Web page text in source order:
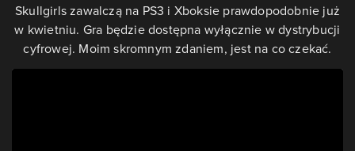
Skullgirls zawalczą na PS3 i Xboksie prawdopodobnie już
w kwietniu. Gra będzie dostępna wyłącznie w dystrybucji
cyfrowej. Moim skromnym zdaniem, jest na co czekać.